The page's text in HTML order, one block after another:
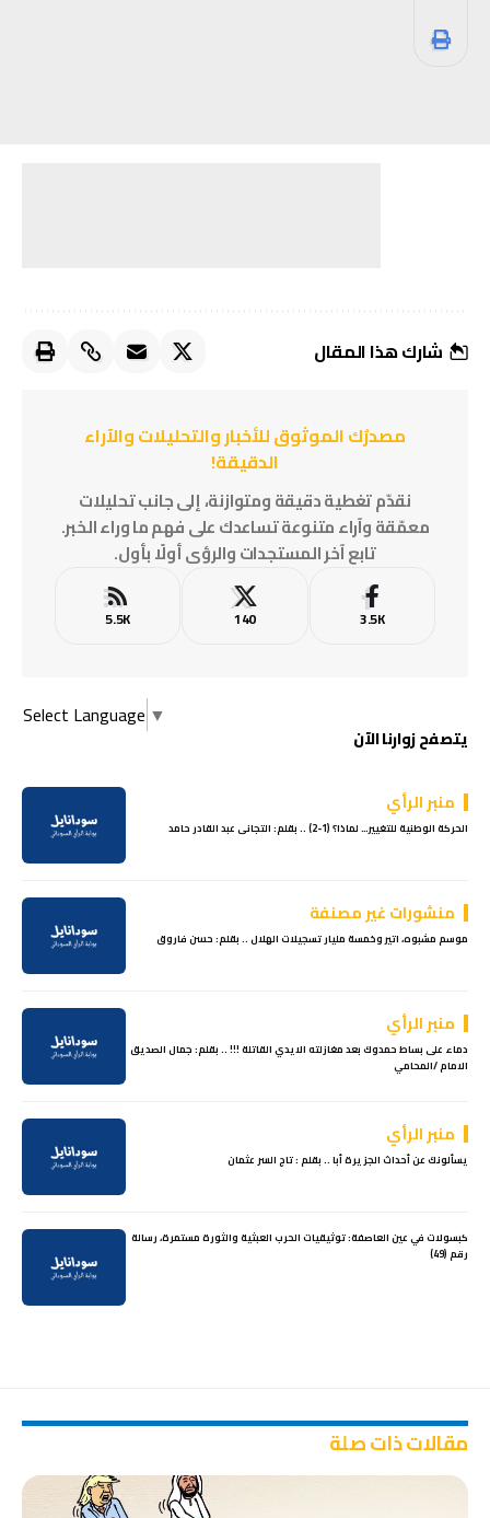
شارك هذا المقال
مصدرُك الموثوق للأخبار والتحليلات والآراء
الدقيقة!
نقدّم تغطية دقيقة ومتوازنة، إلى جانب تحليلات
معمّقة وآراء متنوعة تساعدك على فهم ما وراء الخبر.
تابع آخر المستجدات والرؤى أولًا بأول.
3.5K
140
5.5K
Select Language ▼
يتصفح زوارنا الآن
منبر الرأي
الحركة الوطنية للتغيير… لماذا؟ (1-2) .. بقلم: التجانى عبد القادر حامد
منشورات غير مصنفة
موسم مشبوه، اتير وخمسة مليار تسجيلات الهلال .. بقلم: حسن فاروق
منبر الرأي
دماء على بساط حمدوك بعد مغازلته الايدي القاتلة !!! .. بقلم: جمال الصديق
الامام /المحامي
منبر الرأي
يسألونك عن أحداث الجزيرة أبا .. بقلم : تاج السر عثمان
كبسولات في عين العاصفة: توثيقيات الحرب العبثية والثورة مستمرة، رسالة
رقم (49)
مقالات ذات صلة